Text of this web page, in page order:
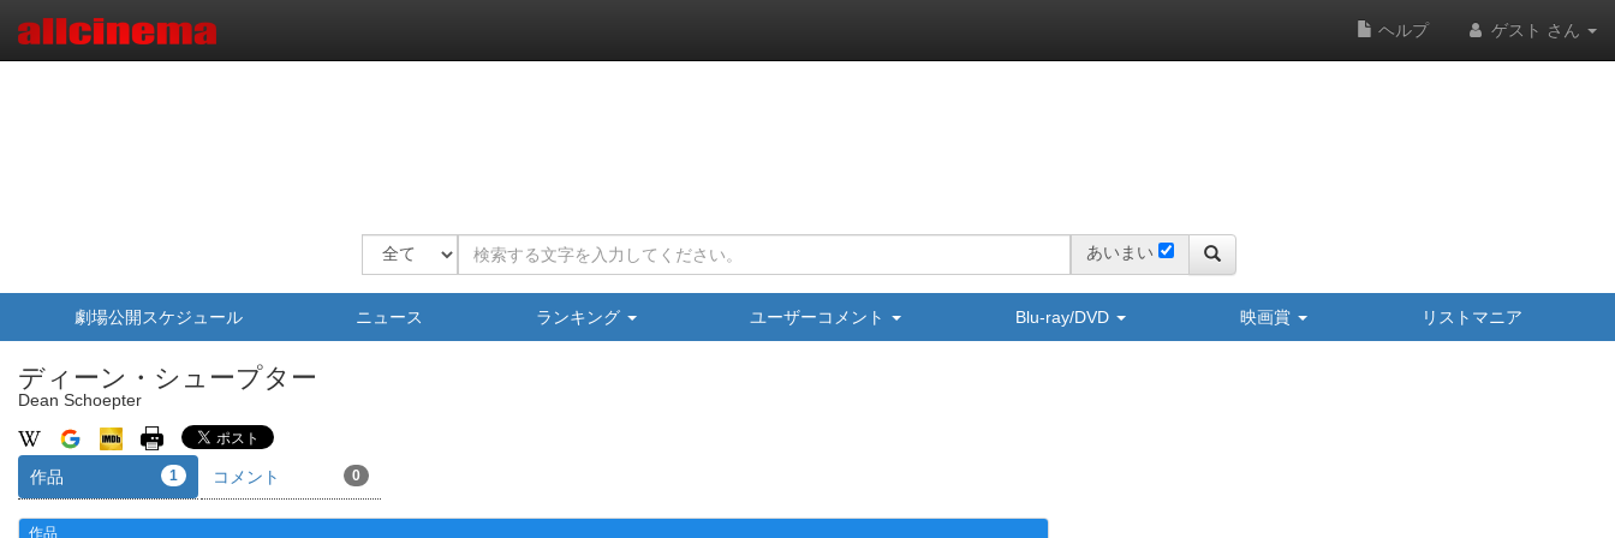
ヘルプ ゲスト さん
あいまい
劇場公開スケジュール ニュース ランキング ユーザーコメント Blu-ray/DVD 映画賞 リストマニア
ディーン・シュープター
Dean Schoepter
作品 1 コメント 0
作品